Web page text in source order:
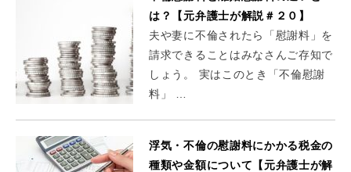
は？【元弁護士が解説＃２０】
夫や妻に不倫されたら「慰謝料」を
請求できることはみなさんご存知で
しょう。 実はこのとき「不倫慰謝
料」 …
浮気・不倫の慰謝料にかかる税金の
種類や金額について【元弁護士が解